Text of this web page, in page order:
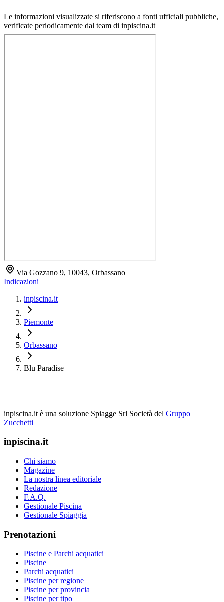
Le informazioni visualizzate si riferiscono a fonti ufficiali pubbliche,
verificate periodicamente dal team di inpiscina.it
Via Gozzano 9, 10043, Orbassano
Indicazioni
inpiscina.it
Piemonte
Orbassano
Blu Paradise
inpiscina.it è una soluzione Spiagge Srl Società del Gruppo
Zucchetti
inpiscina.it
Chi siamo
Magazine
La nostra linea editoriale
Redazione
F.A.Q.
Gestionale Piscina
Gestionale Spiaggia
Prenotazioni
Piscine e Parchi acquatici
Piscine
Parchi acquatici
Piscine per regione
Piscine per provincia
Piscine per tipo